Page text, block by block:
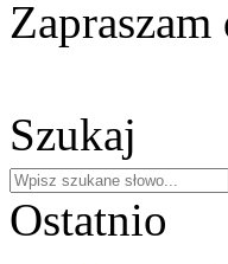
Szukaj
Ostatnio